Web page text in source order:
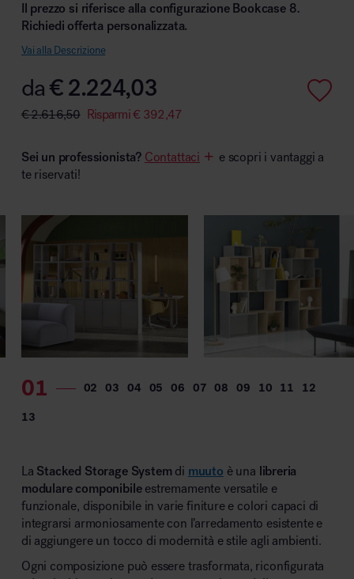
Area hospitality
MillerKnoll
Il prezzo si riferisce alla configurazione Bookcase 8.
Richiedi offerta personalizzata.
Vai alla Descrizione
da€2.224,03
€2.616,50 Risparmi€ 392,47
Sei un professionista? Contattaci
e scopri i vantaggi a
te riservati!
La Stacked Storage System di muuto è una libreria
modulare componibileestremamente versatile e
funzionale, disponibile in varie finiture e colori capaci di
integrarsi armoniosamente con l’arredamento esistente e
di aggiungere un tocco di modernità e stile agli ambienti.
Ogni composizione può essere trasformata, riconfigurata